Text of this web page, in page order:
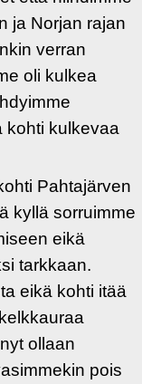
ja Norjan rajan
verran
oli kulkea
kohti kulkevaa
Pahtajärven
kyllä sorruimme
eikä
tarkkaan.
eikä kohti itää
ollaan
pois